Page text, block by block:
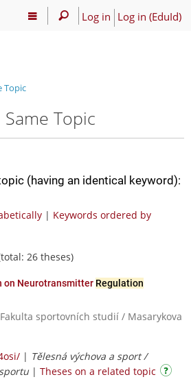
Log in Log in (EduId)
Topic
Topic
(having an identical keyword):
| Keywords ordered by
26 theses)
on Neurotransmitter Regulation
sportovních studií / Masarykova
| Tělesná výchova a sport /
| Theses on a related topic